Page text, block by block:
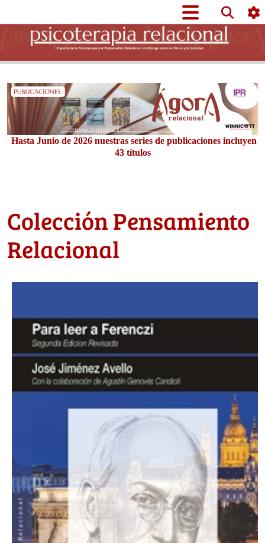
Hasta Junio de 2026 nuestras series de publicaciones incluyen
43 títulos
Colección Pensamiento
Relacional